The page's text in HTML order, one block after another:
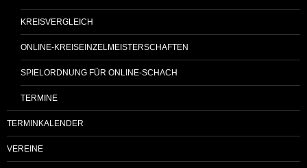
KREISVERGLEICH
ONLINE-KREISEINZELMEISTERSCHAFTEN
SPIELORDNUNG FÜR ONLINE-SCHACH
TERMINE
TERMINKALENDER
VEREINE